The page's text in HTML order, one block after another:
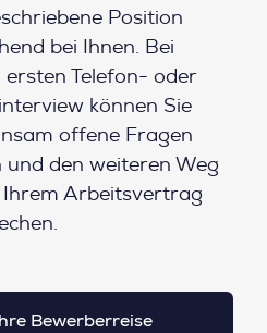
Position
bei Ihnen. Bei
ersten Telefon- oder
können Sie
offene Fragen
und den weiteren Weg
Ihrem Arbeitsvertrag
Bewerberreise